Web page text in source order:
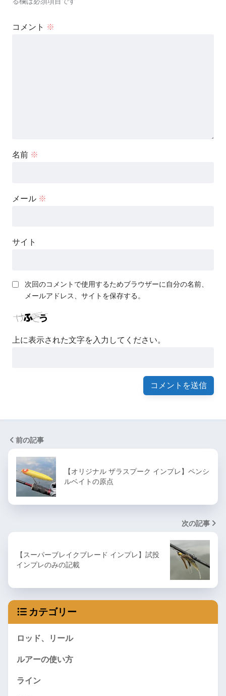
コメント ※
名前 ※
メール ※
サイト
次回のコメントで使用するためブラウザーに自分の名前、
メールアドレス、サイトを保存する。
上に表示された文字を入力してください。
前の記事
【オリジナル ザラスプーク インプレ】ペンシ
ルベイトの原点
次の記事
【スーパーブレイクブレード インプレ】試投
インプレのみの記載
カテゴリー
ロッド、リール
ルアーの使い方
ライン